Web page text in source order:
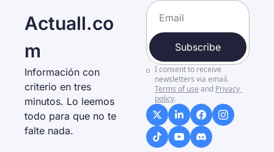
Actuall.co
m
Información con
criterio en tres
minutos. Lo leemos
todo para que no te
falte nada.
Subscribe
I consent to receive
newsletters via email.
Terms of use and Privacy
policy.